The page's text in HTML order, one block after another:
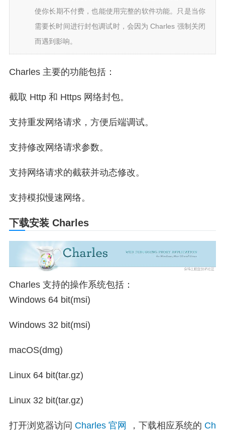
使你长期不付费，也能使用完整的软件功能。只是当你
需要长时间进行封包调试时，会因为 Charles 强制关闭
而遇到影响。
Charles 主要的功能包括：
截取 Http 和 Https 网络封包。
支持重发网络请求，方便后端调试。
支持修改网络请求参数。
支持网络请求的截获并动态修改。
支持模拟慢速网络。
下载安装 Charles
Charles 支持的操作系统包括：
Windows 64 bit(msi)
Windows 32 bit(msi)
macOS(dmg)
Linux 64 bit(tar.gz)
Linux 32 bit(tar.gz)
打开浏览器访问 Charles 官网 ，下载相应系统的 Ch